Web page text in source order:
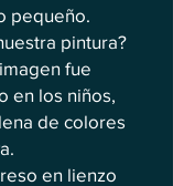
pequeño.
pintura?
fue
en los niños,
de colores
en lienzo